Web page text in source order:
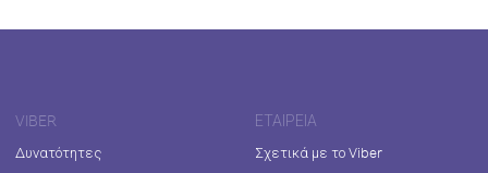
VIBER
Δυνατότητες
ΕΤΑΙΡΕΊΑ
Σχετικά με το Viber